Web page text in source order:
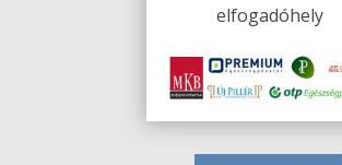
elfogadóhely